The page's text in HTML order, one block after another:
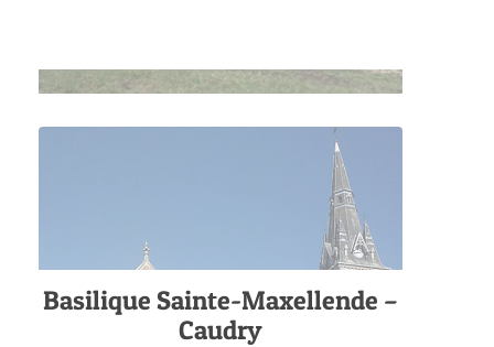
Basilique Sainte-Maxellende –
Caudry